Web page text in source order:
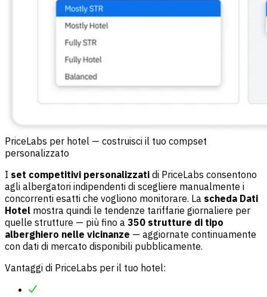
PriceLabs per hotel — costruisci il tuo compset
personalizzato
I set competitivi personalizzati di PriceLabs consentono
agli albergatori indipendenti di scegliere manualmente i
concorrenti esatti che vogliono monitorare. La scheda Dati
Hotel mostra quindi le tendenze tariffarie giornaliere per
quelle strutture — più fino a 350 strutture di tipo
alberghiero nelle vicinanze — aggiornate continuamente
con dati di mercato disponibili pubblicamente.
Vantaggi di PriceLabs per il tuo hotel: